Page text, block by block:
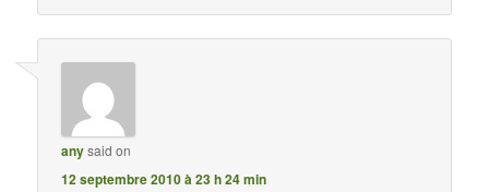
anysaid on
12 septembre 2010 à 23 h 24 min